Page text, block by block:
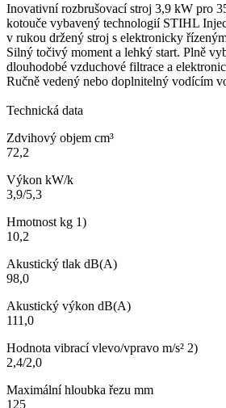
Inovativní rozbrušovací stroj 3,9 kW pro
kotouče vybavený technologií STIHL
v rukou držený stroj s elektronicky
Silný točivý moment a lehký start. Plně
dlouhodobé vzduchové filtrace a
Ručně vedený nebo doplnitelný vodícím
Technická data
Zdvihový objem cm³
72,2
Výkon kW/k
3,9/5,3
Hmotnost kg 1)
10,2
Akustický tlak dB(A)
98,0
Akustický výkon dB(A)
111,0
Hodnota vibrací vlevo/vpravo m/s² 2)
2,4/2,0
Maximální hloubka řezu mm
125